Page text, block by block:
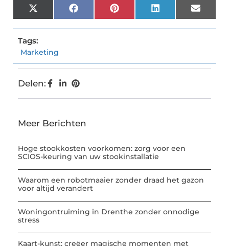
X
(Twitter)
FacebookPinterestLinkedInEmail
Tags:
Marketing
Delen:
Meer Berichten
Hoge stookkosten voorkomen: zorg voor een
SCIOS-keuring van uw stookinstallatie
Waarom een robotmaaier zonder draad het gazon
voor altijd verandert
Woningontruiming in Drenthe zonder onnodige
stress
Kaart-kunst: creëer magische momenten met